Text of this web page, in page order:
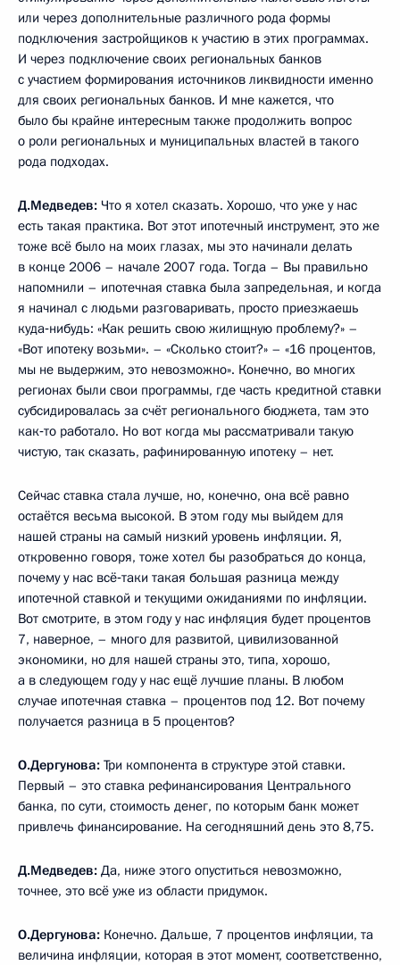
или через дополнительные различного рода формы
подключения застройщиков к участию в этих программах.
И через подключение своих региональных банков
с участием формирования источников ликвидности именно
для своих региональных банков. И мне кажется, что
было бы крайне интересным также продолжить вопрос
о роли региональных и муниципальных властей в такого
рода подходах.
Д.Медведев: Что я хотел сказать. Хорошо, что уже у нас
есть такая практика. Вот этот ипотечный инструмент, это же
тоже всё было на моих глазах, мы это начинали делать
в конце 2006 – начале 2007 года. Тогда – Вы правильно
напомнили – ипотечная ставка была запредельная, и когда
я начинал с людьми разговаривать, просто приезжаешь
куда‑нибудь: «Как решить свою жилищную проблему?» –
«Вот ипотеку возьми». – «Сколько стоит?» – «16 процентов,
мы не выдержим, это невозможно». Конечно, во многих
регионах были свои программы, где часть кредитной ставки
субсидировалась за счёт регионального бюджета, там это
как‑то работало. Но вот когда мы рассматривали такую
чистую, так сказать, рафинированную ипотеку – нет.
Сейчас ставка стала лучше, но, конечно, она всё равно
остаётся весьма высокой. В этом году мы выйдем для
нашей страны на самый низкий уровень инфляции. Я,
откровенно говоря, тоже хотел бы разобраться до конца,
почему у нас всё‑таки такая большая разница между
ипотечной ставкой и текущими ожиданиями по инфляции.
Вот смотрите, в этом году у нас инфляция будет процентов
7, наверное, – много для развитой, цивилизованной
экономики, но для нашей страны это, типа, хорошо,
а в следующем году у нас ещё лучшие планы. В любом
случае ипотечная ставка – процентов под 12. Вот почему
получается разница в 5 процентов?
О.Дергунова: Три компонента в структуре этой ставки.
Первый – это ставка рефинансирования Центрального
банка, по сути, стоимость денег, по которым банк может
привлечь финансирование. На сегодняшний день это 8,75.
Д.Медведев: Да, ниже этого опуститься невозможно,
точнее, это всё уже из области придумок.
О.Дергунова: Конечно. Дальше, 7 процентов инфляции, та
величина инфляции, которая в этот момент, соответственно,